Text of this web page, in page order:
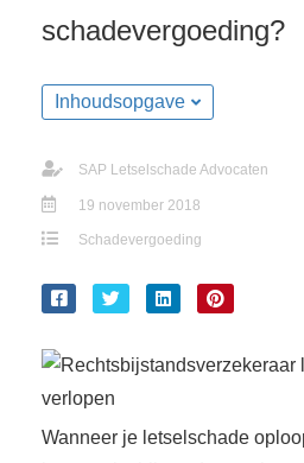
schadevergoeding?
Inhoudsopgave
SAP Letselschade Advocaten
19 november 2018
Schadevergoeding
Wanneer je letselschade